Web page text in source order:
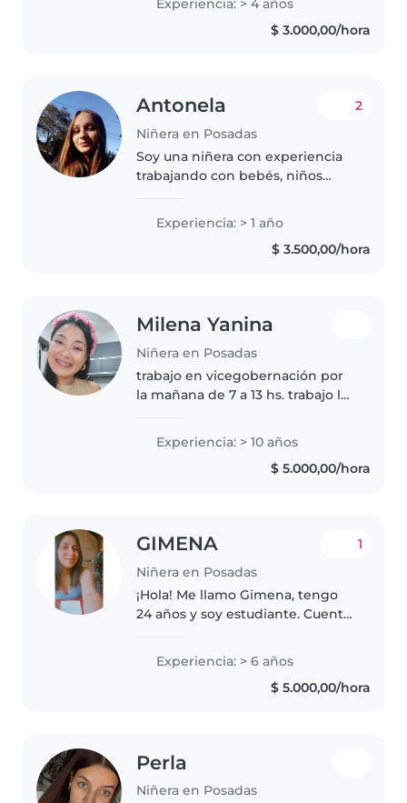
cuidar a mis hermanitas o
primos. Me gustaría dedicarme a
Experiencia: > 4 años
$ 3.000,00/hora
Antonela
Niñera en Posadas
2
Soy una niñera con experiencia
trabajando con bebés, niños
escolares. Soy responsable,
divertida y paciente. Además de
cuidar a los niños, también
Experiencia: > 1 año
$ 3.500,00/hora
Milena Yanina
Niñera en Posadas
trabajo en vicegobernación por
la mañana de 7 a 13 hs. trabajo los
consultorio como nutricionista,
necesito otro ingreso y por eso
me postulo para babysits,..
Experiencia: > 10 años
$ 5.000,00/hora
GIMENA
Niñera en Posadas
1
¡Hola! Me llamo Gimena, tengo
24 años y soy estudiante. Cuento
lo que me permite adaptarme
fácilmente a las rutinas y
Experiencia: > 6 años
$ 5.000,00/hora
Perla
Niñera en Posadas